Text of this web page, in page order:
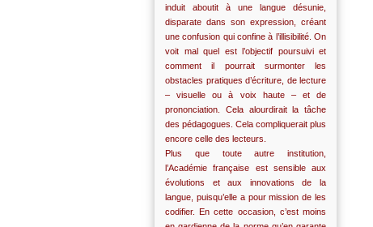
induit aboutit à une langue désunie,
disparate dans son expression, créant
une confusion qui confine à l’illisibilité. On
voit mal quel est l’objectif poursuivi et
comment il pourrait surmonter les
obstacles pratiques d’écriture, de lecture
– visuelle ou à voix haute – et de
prononciation. Cela alourdirait la tâche
des pédagogues. Cela compliquerait plus
encore celle des lecteurs.
Plus que toute autre institution,
l’Académie française est sensible aux
évolutions et aux innovations de la
langue, puisqu’elle a pour mission de les
codifier. En cette occasion, c’est moins